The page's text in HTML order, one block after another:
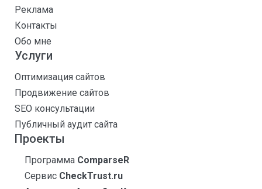
Реклама
Контакты
Обо мне
Услуги
Оптимизация сайтов
Продвижение сайтов
SEO консультации
Публичный аудит сайта
Проекты
Программа ComparseR
Сервис CheckTrust.ru